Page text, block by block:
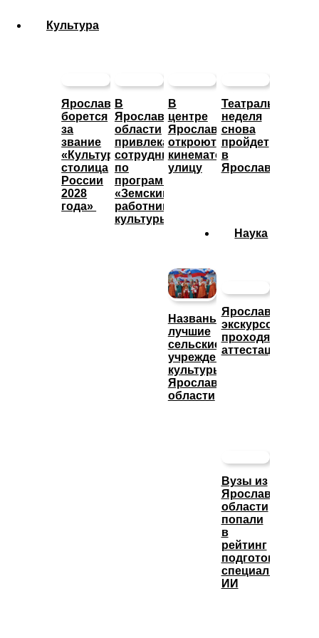
Культура
Ярославль
борется
за
звание
«Культурная
столица
России
2028
года»
В
Ярославской
области
привлекают
сотрудников
по
программе
«Земский
работник
культуры»
В
центре
Ярославле
откроют
кинематографическую
улицу
Театральная
неделя
снова
пройдет
в
Ярославле
Названы
лучшие
сельские
учреждения
культуры
Ярославской
области
Наука
Ярославские
экскурсоводы
проходят
аттестацию
Вузы из
Ярославской
области
попали
в
рейтинг
подготовки
специалистов
ИИ